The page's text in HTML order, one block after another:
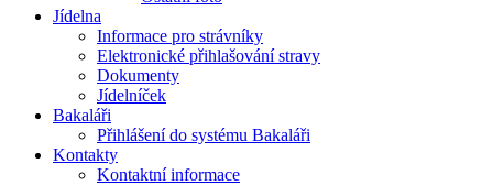
Jídelna
Informace pro strávníky
Elektronické přihlašování stravy
Dokumenty
Jídelníček
Bakaláři
Přihlášení do systému Bakaláři
Kontakty
Kontaktní informace